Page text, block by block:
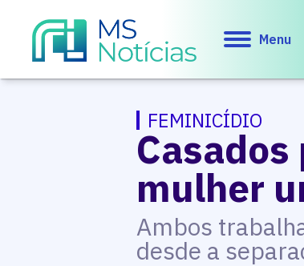
Menu
FEMINICÍDIO
mulher
Ambos
desde a